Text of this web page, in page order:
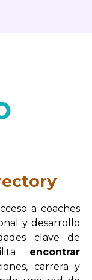
a coaches
y desarrollo
clave de
encontrar
carrera y